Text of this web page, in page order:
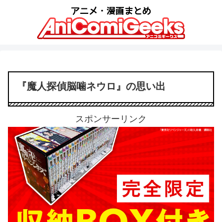
『魔人探偵脳噛ネウロ』の思い出
スポンサーリンク